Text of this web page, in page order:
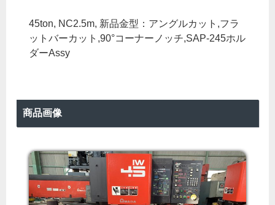
45ton, NC2.5m, 新品金型：アングルカット,フラ
ットバーカット,90°コーナーノッチ,SAP-245ホル
ダーAssy
商品画像